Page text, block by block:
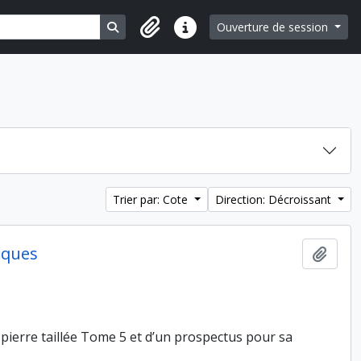
Search in browse page
Liens rapidesOuverture de session
Trier par: Cote Direction: Décroissant
taillée Tome 5 et d’un prospectus pour sa